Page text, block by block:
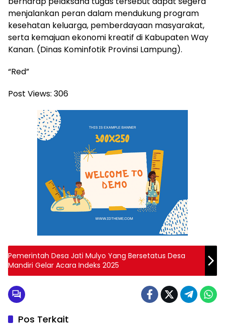
menjalankan peran dalam mendukung program
kesehatan keluarga, pemberdayaan masyarakat,
serta kemajuan ekonomi kreatif di Kabupaten Way
Kanan. (Dinas Kominfotik Provinsi Lampung).
“Red”
Post Views: 306
Pemerintah Desa Jati Mulyo Yang Bersetatus Desa
Mandiri Gelar Acara Indeks 2025
Pos Terkait